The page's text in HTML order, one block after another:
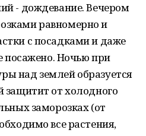
- дождевание. Вечером
равномерно и
с посадками и даже
посажено. Ночью при
над землей образуется
защитит от холодного
заморозках (от
все растения,